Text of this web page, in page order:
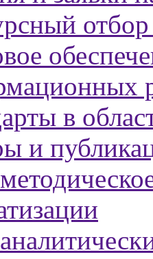
в
и